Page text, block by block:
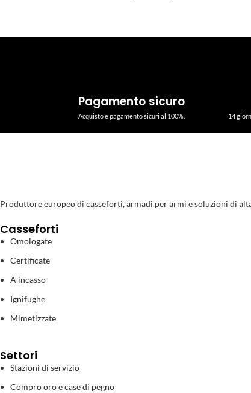
Pagamento sicuro
Acquisto e pagamento sicuri al 100%. 14
Produttore europeo di casseforti, armadi per armi e soluzioni di
Casseforti
Omologate
Certificate
A incasso
Ignifughe
Mimetizzate
Settori
Stazioni di servizio
Compro oro e case di pegno